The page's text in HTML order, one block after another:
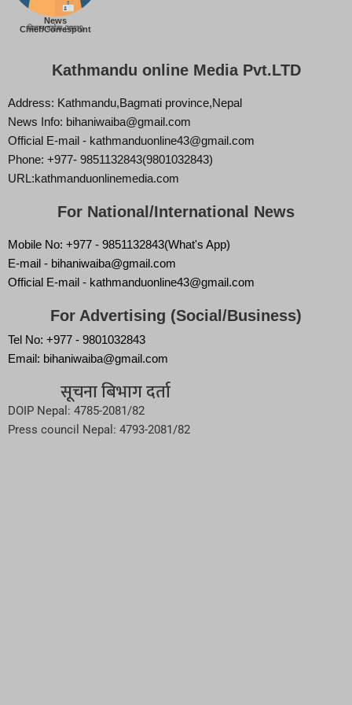
News
Chief/Correspont
बिज्ञान वाईबा (ममता)
Kathmandu online Media Pvt.LTD
Address: Kathmandu,Bagmati province,Nepal
News Info: bihaniwaiba@gmail.com
Official E-mail - kathmanduonline43@gmail.com
Phone: +977- 9851132843(9801032843)
URL:kathmanduonlinemedia.com
For National/International News
Mobile No: +977 - 9851132843(What's App)
E-mail - bihaniwaiba@gmail.com
Official E-mail - kathmanduonline43@gmail.com
For Advertising (Social/Business)
Tel No: +977 - 9801032843
Email: bihaniwaiba@gmail.com
सूचना बिभाग दर्ता
DOIP Nepal: 4785-2081/82
Press council Nepal: 4793-2081/82